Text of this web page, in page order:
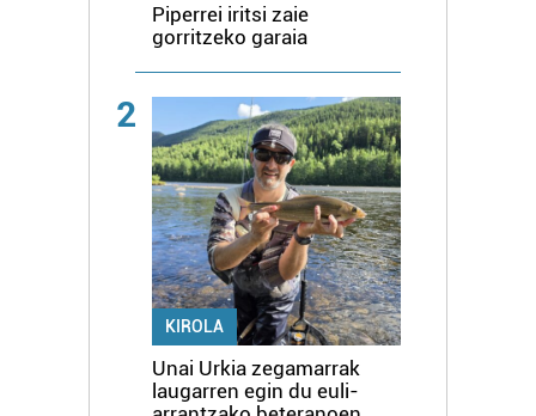
Piperrei iritsi zaie
gorritzeko garaia
2
KIROLA
Unai Urkia zegamarrak
laugarren egin du euli-